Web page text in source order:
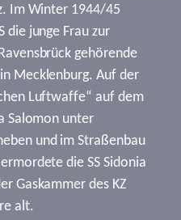
Im Winter 1944/45
die junge Frau zur
gehörende
Mecklenburg. Auf der
Luftwaffe“ auf dem
Salomon unter
und im Straßenbau
die SS Sidonia
Gaskammer des KZ
alt.